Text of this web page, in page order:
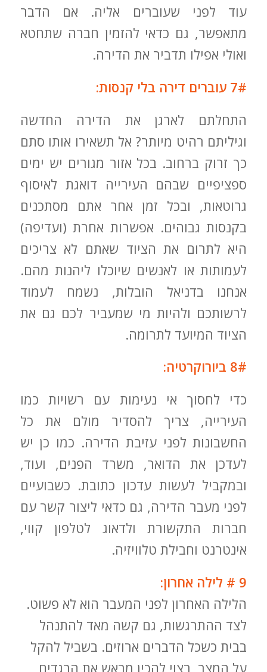
עוד לפני שעוברים אליה. אם הדבר
מתאפשר, גם כדאי להזמין חברה שתחטא
ואולי אפילו תדביר את הדירה.
7# עוברים דירה בלי קנסות:
התחלתם לארגן את הדירה החדשה
וגיליתם רהיט מיותר? אל תשאירו אותו סתם
כך זרוק ברחוב. בכל אזור מגורים יש ימים
ספציפיים שבהם העירייה דואגת לאיסוף
גרוטאות, ובכל זמן אחר אתם מסתכנים
בקנסות גבוהים. אפשרות אחרת (ועדיפה)
היא לתרום את הציוד שאתם לא צריכים
לעמותות או לאנשים שיוכלו ליהנות מהם.
אנחנו בדניאל הובלות, נשמח לעמוד
לרשותכם ולהיות מי שמעביר לכם גם את
הציוד המיועד לתרומה.
8# ביורוקרטיה:
כדי לחסוך אי נעימות עם רשויות כמו
העירייה, צריך להסדיר מולם את כל
החשבונות לפני עזיבת הדירה. כמו כן יש
לעדכן את הדואר, משרד הפנים, ועוד,
ובמקביל לעשות עדכון כתובת. כשבועיים
לפני מעבר הדירה, גם כדאי ליצור קשר עם
חברות התקשורת ולדאוג לטלפון קווי,
אינטרנט וחבילת טלוויזיה.
9 # לילה אחרון:
הלילה האחרון לפני המעבר הוא לא פשוט.
לצד ההתרגשות, גם קשה מאד להתנהל
בבית כשכל הדברים ארוזים. בשביל להקל
על המצב, רצוי להכין מראש את הבגדים